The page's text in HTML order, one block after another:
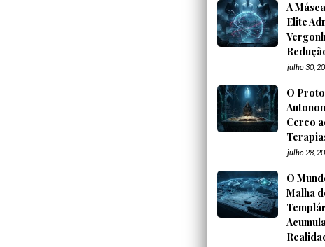
A
Elite
julho 30,
O
Cerco
julho 28,
O
Malha